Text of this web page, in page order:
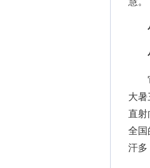
它
大暑
直射
全国
汗多